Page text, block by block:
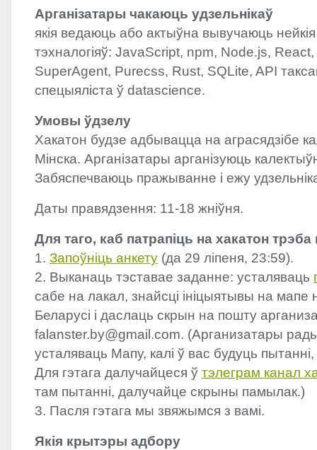
Арганізатары чакаюць удзельнікаў
якія ведаюць або актыўна вывучаюць
тэхналогіяў: JavaScript, npm, Node.js,
SuperAgent, Purecss, Rust, SQLite, API
спецыяліста ў datascience.
Умовы ўдзелу
Хакатон будзе адбывацца на аграсядзібе
Мінска. Арганізатары арганізуюць
Забяспечваюць пражыванне і ежу
Даты правядзення: 11-18 жніўня.
Для таго, каб патрапіць на хакатон трэба
1. Запоўніць анкету (да 29 ліпеня, 23:59).
2. Выканаць тэставае заданне: усталяваць
сабе на лакал, знайсці ініцыятывы на мапе
Беларусі і даслаць скрын на пошту
falanster.by@gmail.com. (Арганизатары
усталяваць Мапу, калі ў вас будуць пытанні,
Для гэтага далучайцеся ў тэлеграм канал
там пытанні, далучайце скрыны памылак.)
3. Пасля гэтага мы звяжымся з вамі.
Якія крытэры адбору